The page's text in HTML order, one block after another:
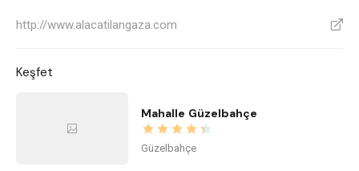
http://www.alacatilangaza.com V
Keşfet
Mahalle Güzelbahçe
Güzelbahçe